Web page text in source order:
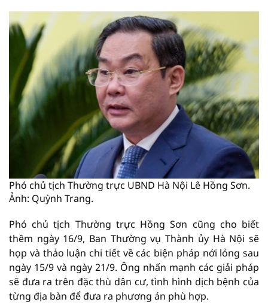
Phó chủ tịch Thường trực UBND Hà Nội Lê Hồng Sơn.
Ảnh: Quỳnh Trang.
Phó chủ tịch Thường trực Hồng Sơn cũng cho biết
thêm ngày 16/9, Ban Thường vụ Thành ủy Hà Nội sẽ
họp và thảo luận chi tiết về các biện pháp nới lỏng sau
ngày 15/9 và ngày 21/9. Ông nhấn mạnh các giải pháp
sẽ đưa ra trên đặc thù dân cư, tình hình dịch bệnh của
từng địa bàn để đưa ra phương án phù hợp.